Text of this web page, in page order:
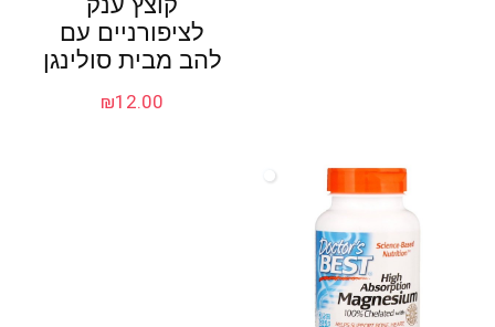
לציפורניים עם
להב מבית סולינגן
₪12.00